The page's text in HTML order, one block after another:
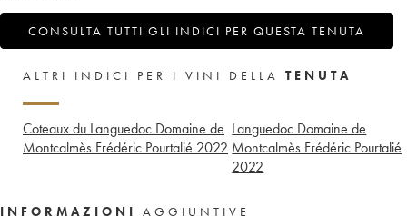
CONSULTA TUTTI GLI INDICI PER QUESTA TENUTA
ALTRI INDICI PER I VINI DELLA TENUTA
Coteaux du Languedoc Domaine de
Montcalmès Frédéric Pourtalié 2022
Languedoc Domaine de
Montcalmès Frédéric Pourtalié
2022
INFORMAZIONI AGGIUNTIVE